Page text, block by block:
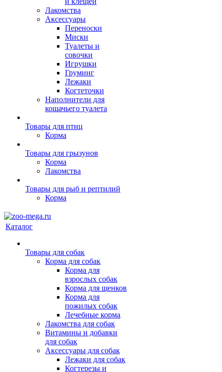
Лакомства
Аксессуары
Переноски
Миски
Туалеты и
совочки
Игрушки
Груминг
Лежаки
Когтеточки
Наполнители для
кошачьего туалета
Товары для птиц
Корма
Товары для грызунов
Корма
Лакомства
Товары для рыб и рептилий
Корма
Каталог
Товары для собак
Корма для собак
Корма для
взрослых собак
Корма для щенков
Корма для
пожилых собак
Лечебные корма
Лакомства для собак
Витамины и добавки
для собак
Аксессуары для собак
Лежаки для собак
Когтерезы и